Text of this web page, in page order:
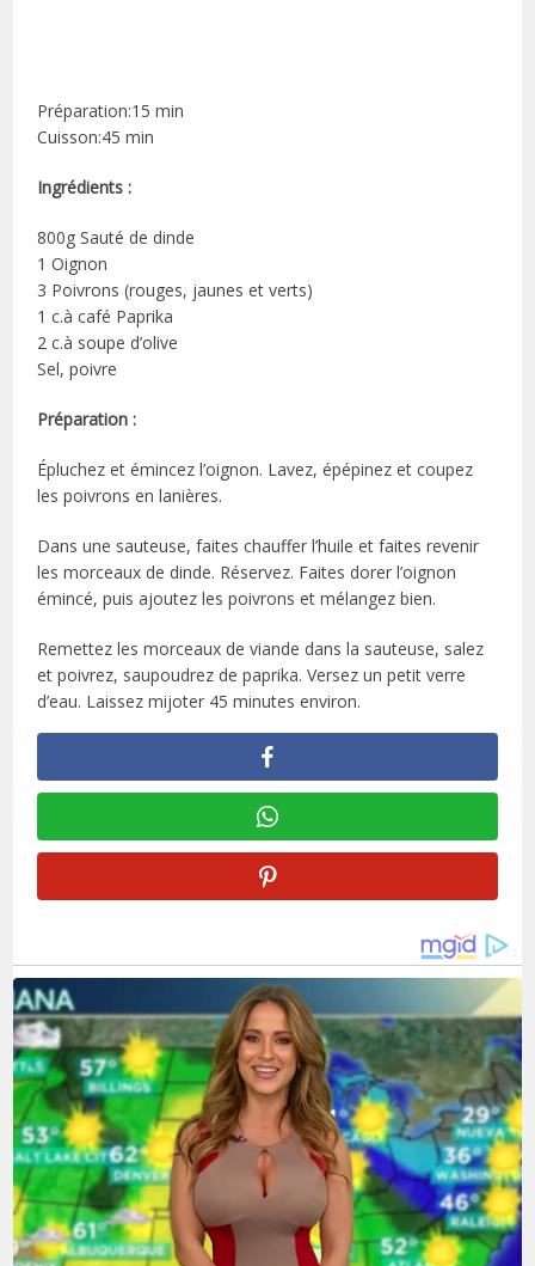
Préparation:15 min
Cuisson:45 min
Ingrédients :
800g Sauté de dinde
1 Oignon
3 Poivrons (rouges, jaunes et verts)
1 c.à café Paprika
2 c.à soupe d’olive
Sel, poivre
Préparation :
Épluchez et émincez l’oignon. Lavez, épépinez et coupez
les poivrons en lanières.
Dans une sauteuse, faites chauffer l’huile et faites revenir
les morceaux de dinde. Réservez. Faites dorer l’oignon
émincé, puis ajoutez les poivrons et mélangez bien.
Remettez les morceaux de viande dans la sauteuse, salez
et poivrez, saupoudrez de paprika. Versez un petit verre
d’eau. Laissez mijoter 45 minutes environ.